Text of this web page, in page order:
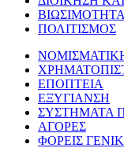
ΠΟΛΙΤΙΣΜΟΣ
ΕΠΟΠΤΕΙΑ
ΕΞΥΓΙΑΝΣΗ
ΣΥΣΤΗΜΑΤΑ
ΑΓΟΡΕΣ
ΦΟΡΕΙΣ